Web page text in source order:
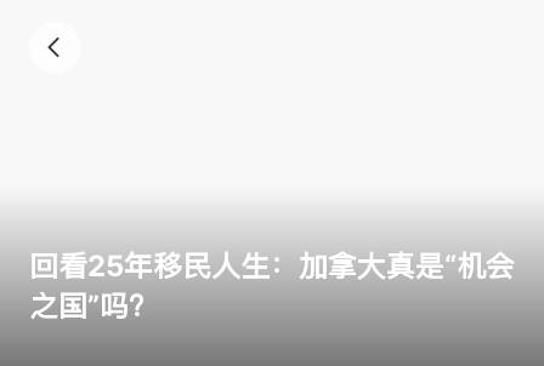
回看25年移民人生：加拿大真是“机会
之国”吗？